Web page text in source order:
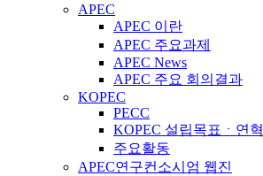
APEC
APEC 이란
APEC 주요과제
APEC News
APEC 주요 회의결과
KOPEC
PECC
KOPEC 설립목표ㆍ연혁
주요활동
APEC연구컨소시엄 웹진